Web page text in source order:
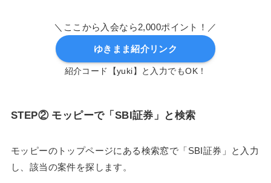
＼ここから入会なら2,000ポイント！／
ゆきまま紹介リンク
紹介コード【yuki】と入力でもOK！
STEP② モッピーで「SBI証券」と検索
モッピーのトップページにある検索窓で「SBI証券」と入力
し、該当の案件を探します。